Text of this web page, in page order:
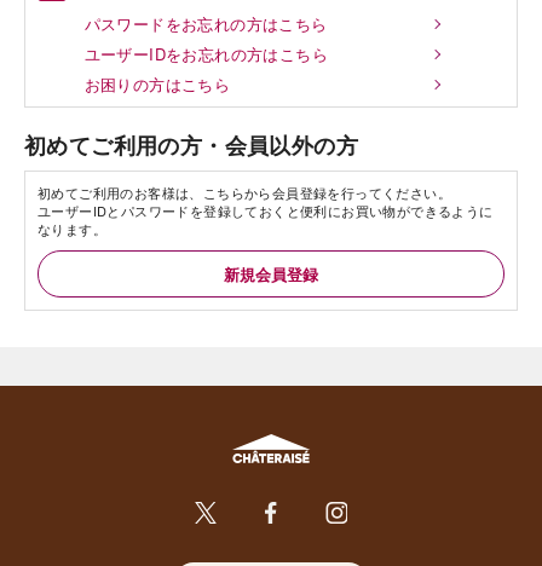
パスワードをお忘れの方はこちら
ユーザーIDをお忘れの方はこちら
お困りの方はこちら
初めてご利用の方・会員以外の方
初めてご利用のお客様は、こちらから会員登録を行ってください。
ユーザーIDとパスワードを登録しておくと便利にお買い物ができるように
なります。